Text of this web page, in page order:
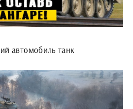
автомобиль танк